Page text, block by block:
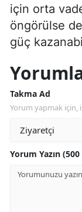
için orta
öngörülse
güç
Takma Ad
Yorum yapmak için,
Yorum Yazın